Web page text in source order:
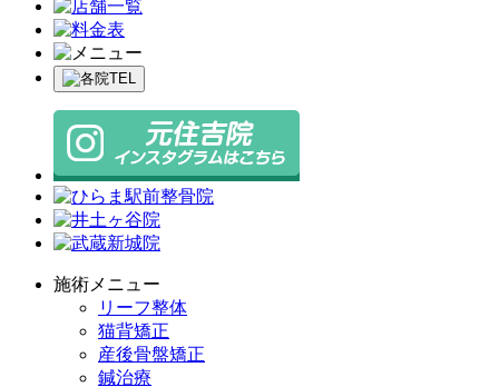
施術メニュー
リーフ整体
猫背矯正
産後骨盤矯正
鍼治療